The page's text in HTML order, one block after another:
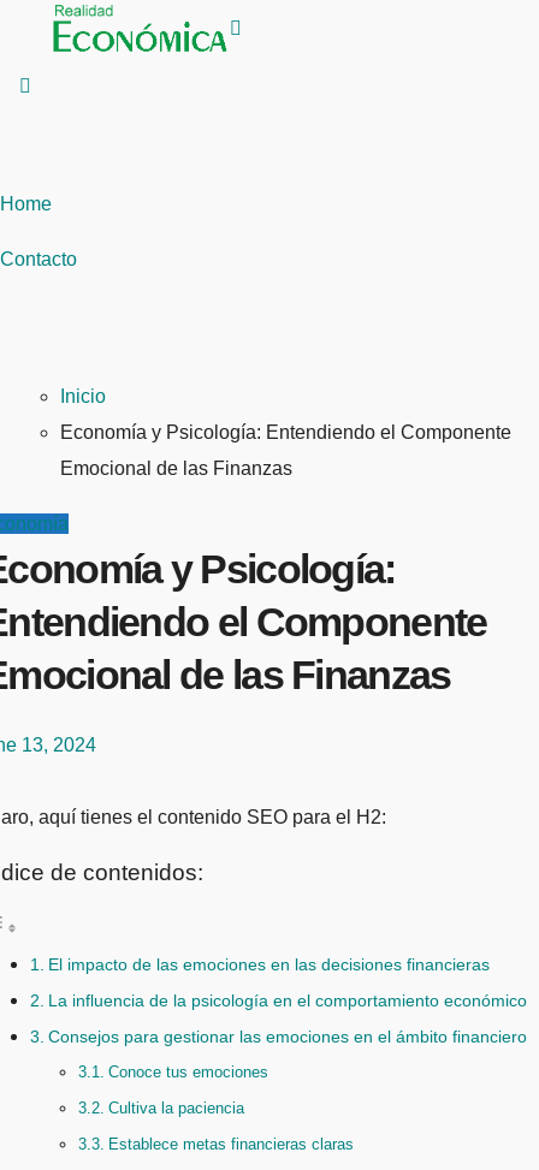
contenido
Home
Contacto
Inicio
Economía y Psicología: Entendiendo el Componente
Emocional de las Finanzas
y Psicología:
el Componente
de las Finanzas
13, 2024
aquí tienes el contenido SEO para el H2:
de contenidos:
El impacto de las emociones en las decisiones financieras
La influencia de la psicología en el comportamiento económico
Consejos para gestionar las emociones en el ámbito financiero
Conoce tus emociones
Cultiva la paciencia
Establece metas financieras claras